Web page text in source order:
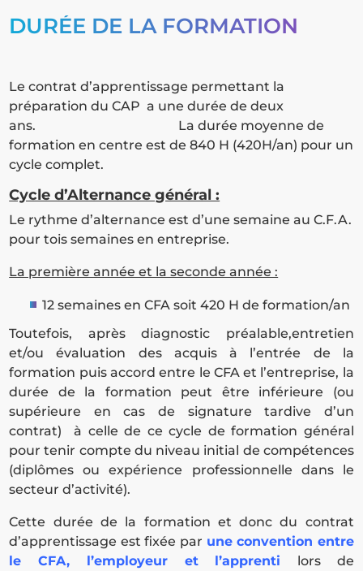
DURÉE DE LA FORMATION
Le contrat d’apprentissage permettant la
préparation du CAP a une durée de deux
ans. La durée moyenne de
formation en centre est de 840 H (420H/an) pour un
cycle complet.
Cycle d’Alternance général :
Le rythme d’alternance est d’une semaine au C.F.A.
pour tois semaines en entreprise.
La première année et la seconde année :
12 semaines en CFA soit 420 H de formation/an
Toutefois, après diagnostic préalable,entretien
et/ou évaluation des acquis à l’entrée de la
formation puis accord entre le CFA et l’entreprise, la
durée de la formation peut être inférieure (ou
supérieure en cas de signature tardive d’un
contrat) à celle de ce cycle de formation général
pour tenir compte du niveau initial de compétences
(diplômes ou expérience professionnelle dans le
secteur d’activité).
Cette durée de la formation et donc du contrat
d’apprentissage est fixée par une convention entre
le CFA, l’employeur et l’apprenti
lors de